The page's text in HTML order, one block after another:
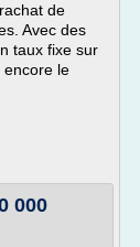
de
Avec des
taux fixe sur
encore le
000